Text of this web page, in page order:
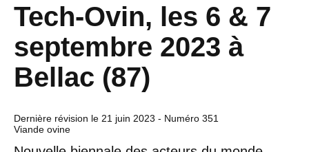
Tech-Ovin, les 6 & 7
septembre 2023 à
Bellac (87)
Dernière révision le 21 juin 2023 - Numéro 351
Viande ovine